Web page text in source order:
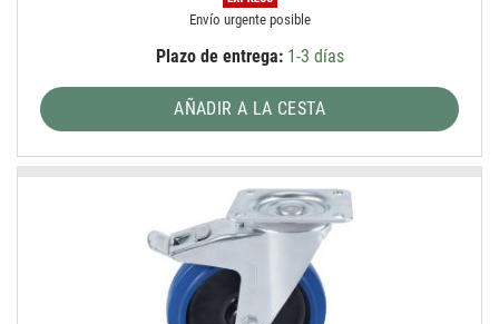
Envío urgente posible
Plazo de entrega:1-3 días
AÑADIR A LA CESTA